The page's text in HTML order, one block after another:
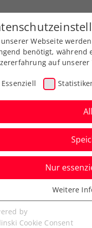
Ausbildung
Triple
Webseite
benötigt, während
auf unserer
Essenziell
Nur
Cookies
benötigt. Dadurch
Weitere
by
Cookie Consent